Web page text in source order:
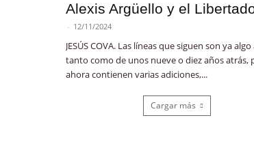
Alexis Argüello y el
- 12/11/2024
JESÚS COVA. Las líneas que siguen son ya
tanto como de unos nueve o diez años atrás,
ahora contienen varias adiciones,...
Cargar más